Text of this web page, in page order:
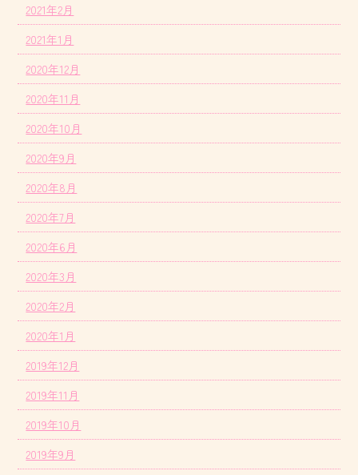
2021年2月
2021年1月
2020年12月
2020年11月
2020年10月
2020年9月
2020年8月
2020年7月
2020年6月
2020年3月
2020年2月
2020年1月
2019年12月
2019年11月
2019年10月
2019年9月